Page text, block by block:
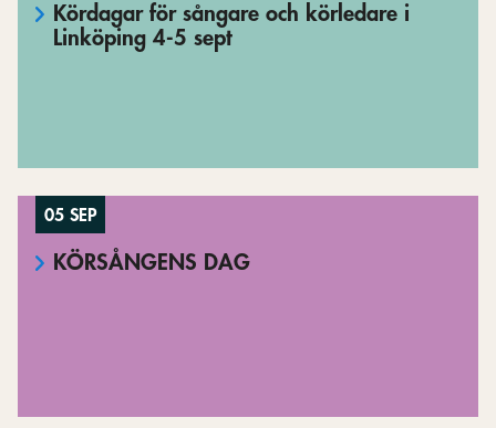
Kördagar för sångare och körledare i
Linköping 4-5 sept
05 SEP
KÖRSÅNGENS DAG